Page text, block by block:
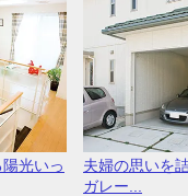
光いっ
夫婦の思いを
ガレー...